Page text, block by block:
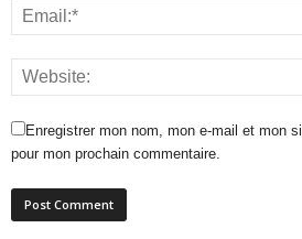
Enregistrer mon nom, mon e-mail et mon
pour mon prochain commentaire.